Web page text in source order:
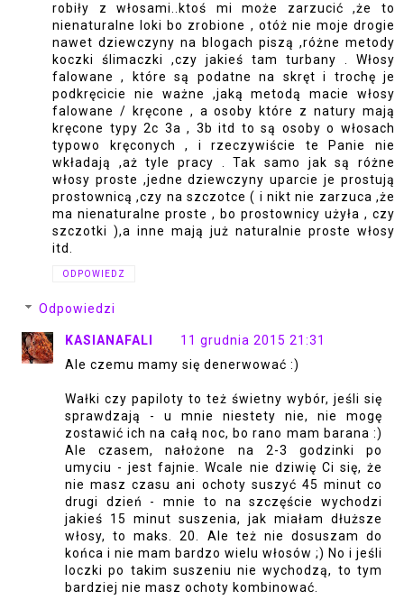
robiły z włosami..ktoś mi może zarzucić ,że to
nienaturalne loki bo zrobione , otóż nie moje drogie
nawet dziewczyny na blogach piszą ,różne metody
koczki ślimaczki ,czy jakieś tam turbany . Włosy
falowane , które są podatne na skręt i trochę je
podkręcicie nie ważne ,jaką metodą macie włosy
falowane / kręcone , a osoby które z natury mają
kręcone typy 2c 3a , 3b itd to są osoby o włosach
typowo kręconych , i rzeczywiście te Panie nie
wkładają ,aż tyle pracy . Tak samo jak są różne
włosy proste ,jedne dziewczyny uparcie je prostują
prostownicą ,czy na szczotce ( i nikt nie zarzuca ,że
ma nienaturalne proste , bo prostownicy użyła , czy
szczotki ),a inne mają już naturalnie proste włosy
itd.
ODPOWIEDZ
Odpowiedzi
KASIANAFALI
11 grudnia 2015 21:31
Ale czemu mamy się denerwować :)
Wałki czy papiloty to też świetny wybór, jeśli się
sprawdzają - u mnie niestety nie, nie mogę
zostawić ich na całą noc, bo rano mam barana :)
Ale czasem, nałożone na 2-3 godzinki po
umyciu - jest fajnie. Wcale nie dziwię Ci się, że
nie masz czasu ani ochoty suszyć 45 minut co
drugi dzień - mnie to na szczęście wychodzi
jakieś 15 minut suszenia, jak miałam dłuższe
włosy, to maks. 20. Ale też nie dosuszam do
końca i nie mam bardzo wielu włosów ;) No i jeśli
loczki po takim suszeniu nie wychodzą, to tym
bardziej nie masz ochoty kombinować.